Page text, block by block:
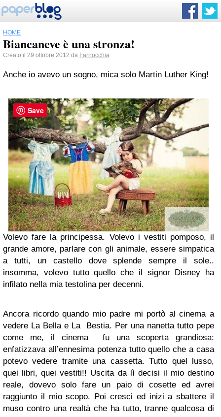
HOME
Biancaneve è una stronza!
Creato il 29 ottobre 2012 da Farnocchia
Anche io avevo un sogno, mica solo Martin Luther King!
Volevo fare la principessa. Volevo i vestiti pomposo, il
grande amore, parlare con gli animale, essere simpatica
a tutti, un castello dove splende sempre il sole..
insomma, volevo tutto quello che il signor Disney ha
infilato nella mia testolina per decenni.
Ancora ricordo quando mio padre mi portò al cinema a
vedere La Bella e La Bestia. Per una nanetta tutto pepe
come me, il cinema fu una scoperta grandiosa:
enfatizzava all’ennesima potenza tutto quello che a casa
potevo vedere tramite una cassetta. Tutto quel lusso,
quei libri, quei vestiti!! Uscita da lì decisi il mio destino
reale, dovevo solo fare un paio di cosette ed avrei
raggiunto il mio scopo. Poi cresci ed inizi a sbattere il
muso contro una realtà che ha tutto, tranne qualcosa di
Save